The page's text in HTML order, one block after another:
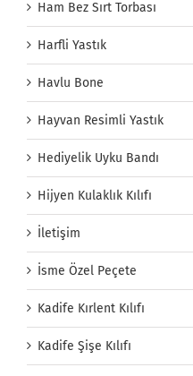
Ham Bez Sırt Torbası
Harfli Yastık
Havlu Bone
Hayvan Resimli Yastık
Hediyelik Uyku Bandı
Hijyen Kulaklık Kılıfı
İletişim
İsme Özel Peçete
Kadife Kırlent Kılıfı
Kadife Şişe Kılıfı